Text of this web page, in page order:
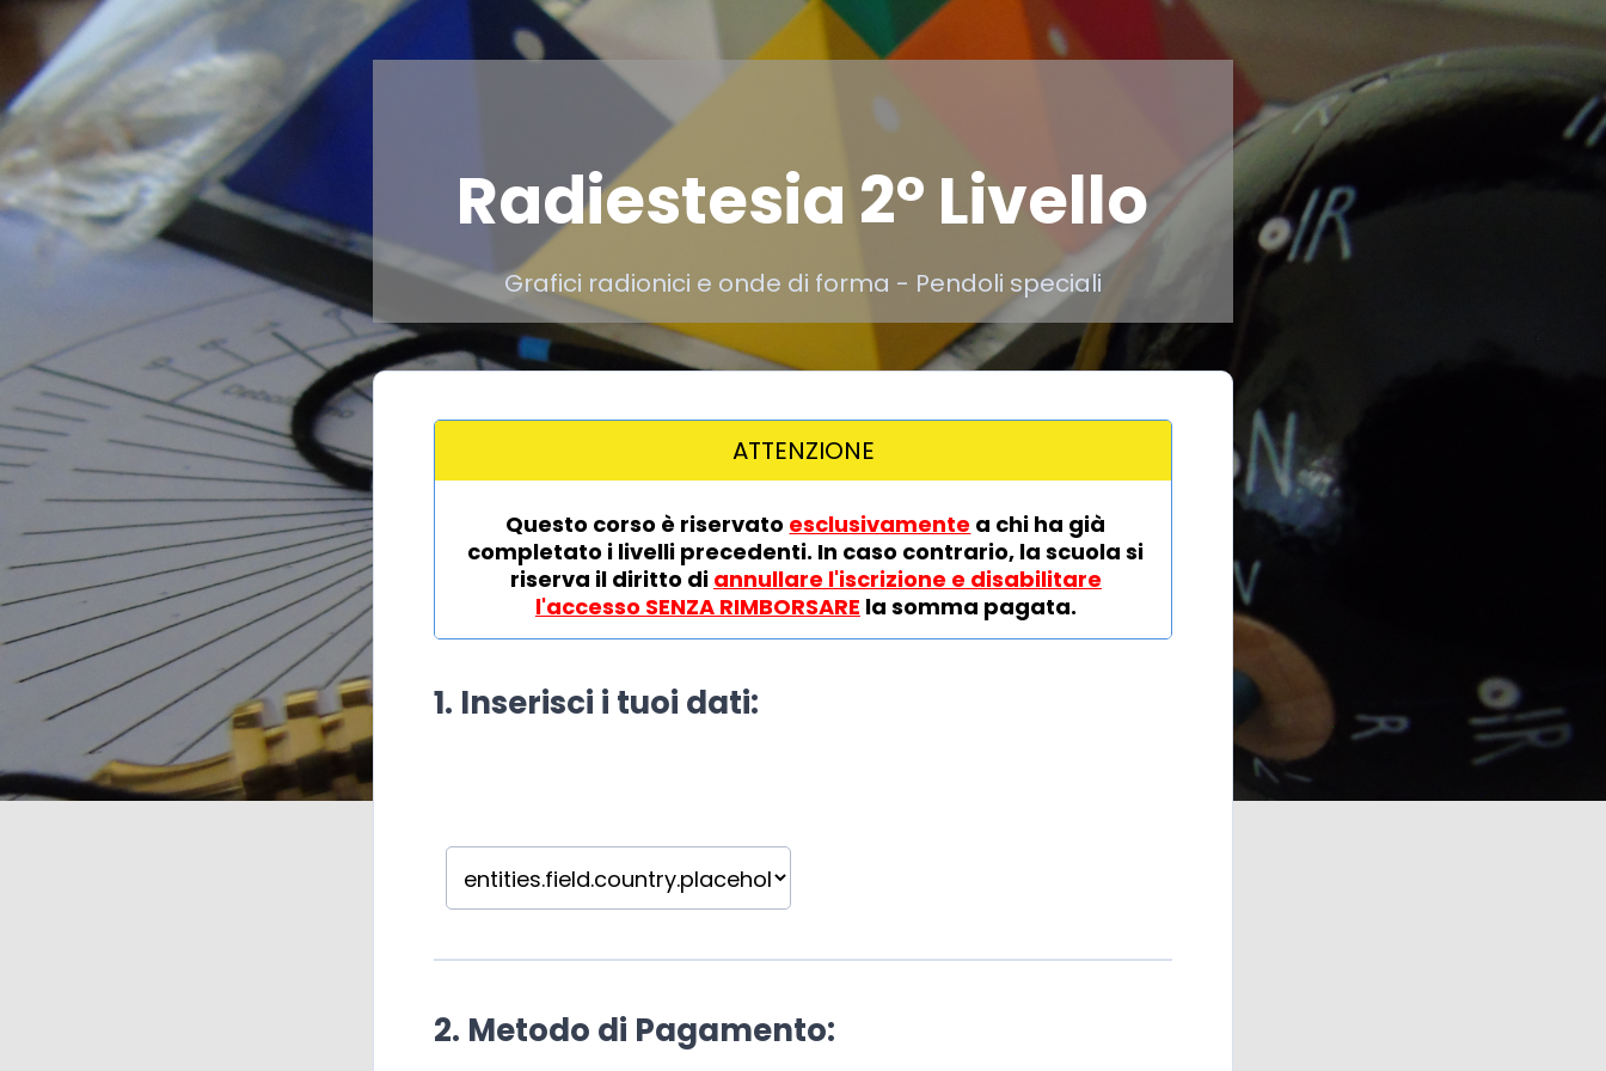
Radiestesia 2° Livello
Grafici radionici e onde di forma - Pendoli speciali
ATTENZIONE
Questo corso è riservato esclusivamente a chi ha già
completato i livelli precedenti. In caso contrario, la scuola si
riserva il diritto di annullare l'iscrizione e disabilitare
l'accesso SENZA RIMBORSARE la somma pagata.
1. Inserisci i tuoi dati:
2. Metodo di Pagamento: